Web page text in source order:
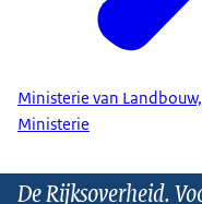
Ministerie van
Ministerie
De Rijksoverheid.